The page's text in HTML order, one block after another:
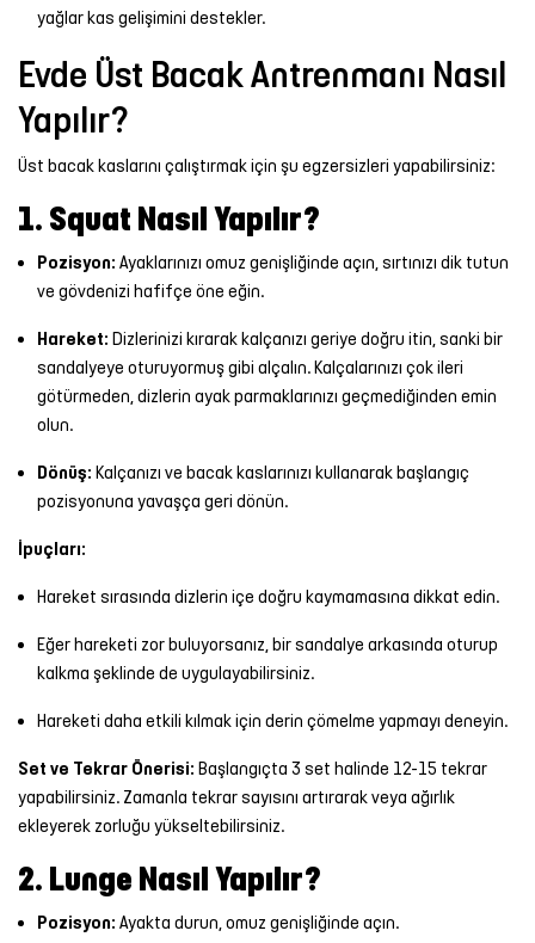
yağlar kas gelişimini destekler.
Evde Üst Bacak Antrenmanı Nasıl
Yapılır?
Üst bacak kaslarını çalıştırmak için şu egzersizleri yapabilirsiniz:
1. Squat Nasıl Yapılır?
Pozisyon: Ayaklarınızı omuz genişliğinde açın, sırtınızı dik tutun
ve gövdenizi hafifçe öne eğin.
Hareket: Dizlerinizi kırarak kalçanızı geriye doğru itin, sanki bir
sandalyeye oturuyormuş gibi alçalın. Kalçalarınızı çok ileri
götürmeden, dizlerin ayak parmaklarınızı geçmediğinden emin
olun.
Dönüş: Kalçanızı ve bacak kaslarınızı kullanarak başlangıç
pozisyonuna yavaşça geri dönün.
İpuçları:
Hareket sırasında dizlerin içe doğru kaymamasına dikkat edin.
Eğer hareketi zor buluyorsanız, bir sandalye arkasında oturup
kalkma şeklinde de uygulayabilirsiniz.
Hareketi daha etkili kılmak için derin çömelme yapmayı deneyin.
Set ve Tekrar Önerisi: Başlangıçta 3 set halinde 12-15 tekrar
yapabilirsiniz. Zamanla tekrar sayısını artırarak veya ağırlık
ekleyerek zorluğu yükseltebilirsiniz.
2. Lunge Nasıl Yapılır?
Pozisyon: Ayakta durun, omuz genişliğinde açın.